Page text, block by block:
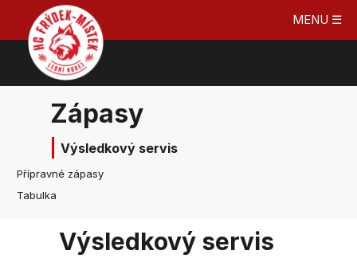
MENU ☰
Zápasy
Výsledkový servis
Přípravné zápasy
Tabulka
Výsledkový servis